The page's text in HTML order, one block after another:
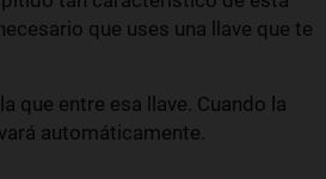
que uses una llave que te
que entre esa llave. Cuando la
automáticamente.